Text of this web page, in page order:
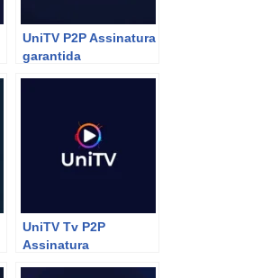
UniTV P2P Assinatura
garantida
UniTV Tv P2P
Assinatura